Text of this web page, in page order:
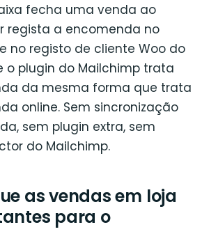
fecha uma venda ao
regista a encomenda no
no registo de cliente Woo do
o plugin do Mailchimp trata
da mesma forma que trata
online. Sem sincronização
sem plugin extra, sem
do Mailchimp.
as vendas em loja
para o